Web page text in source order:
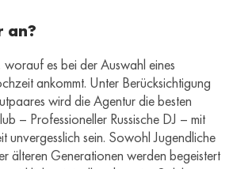
an?
es bei der Auswahl eines
ankommt. Unter Berücksichtigung
wird die Agentur die besten
– Professioneller Russische DJ – mit
unvergesslich sein. Sowohl Jugendliche
älteren Generationen werden begeistert